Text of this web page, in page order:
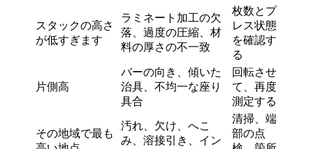
スタックの高さ
が低すぎます
ラミネート加工の欠
落、過度の圧縮、材
料の厚さの不一致
枚数とプ
レス状態
を確認す
る
片側高
バーの向き、傾いた
治具、不均一な座り
具合
回転させ
て、再度
測定する
その地域で最も
汚れ、欠け、へこ
み、溶接引き、イン
清掃、端
部の点